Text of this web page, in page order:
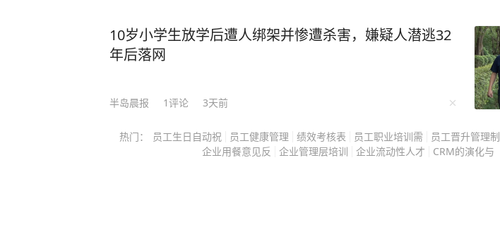
10岁小学生放学后遭人绑架并惨遭杀害，嫌疑人潜逃32
年后落网
半岛晨报 1评论 3天前
热门： 员工生日自动祝 员工健康管理 绩效考核表 员工职业培训需 员工晋升管理制
企业用餐意见反
企业管理层培训 企业流动性人才 CRM的演化与